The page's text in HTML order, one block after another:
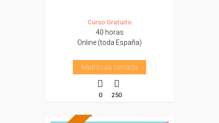
Curso Gratuito
40 horas
Online (toda España)
Matrícula cerrada
0 250